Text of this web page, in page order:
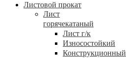
Листовой прокат
Лист
горячекатаный
Лист г/к
Износостойкий
Конструкционный